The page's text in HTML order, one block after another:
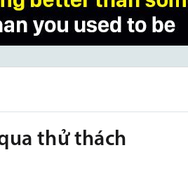
thử thách